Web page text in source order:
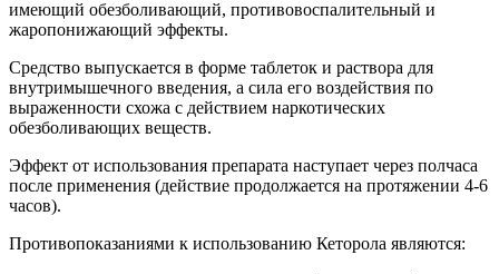
имеющий обезболивающий, противовоспалительный и
жаропонижающий эффекты.
Средство выпускается в форме таблеток и раствора для
внутримышечного введения, а сила его воздействия по
выраженности схожа с действием наркотических
обезболивающих веществ.
Эффект от использования препарата наступает через полчаса
после применения (действие продолжается на протяжении 4-6
часов).
Противопоказаниями к использованию Кеторола являются: